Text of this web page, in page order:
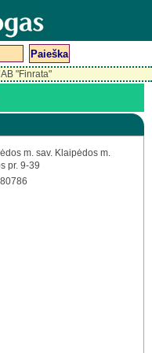
"Finrata"
m. sav. Klaipėdos m.
pr. 9-39